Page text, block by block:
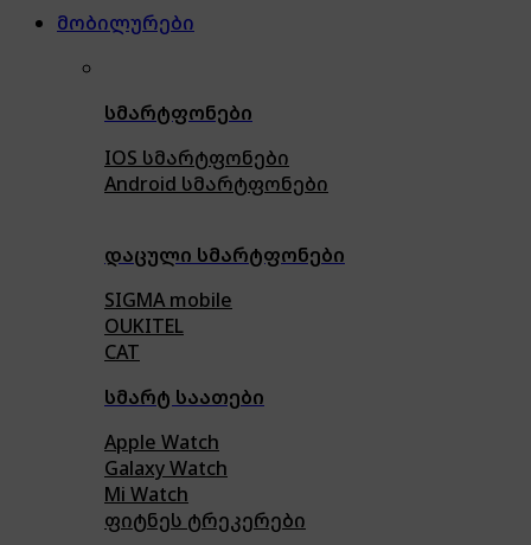
მობილურები
სმარტფონები
IOS სმარტფონები
Android სმარტფონები
დაცული სმარტფონები
SIGMA mobile
OUKITEL
CAT
სმარტ საათები
Apple Watch
Galaxy Watch
Mi Watch
ფიტნეს ტრეკერები